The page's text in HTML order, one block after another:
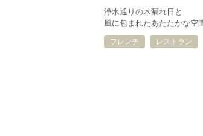
浄水通りの木漏れ日と
風に包まれたあたたかな空
フレンチ レストラン